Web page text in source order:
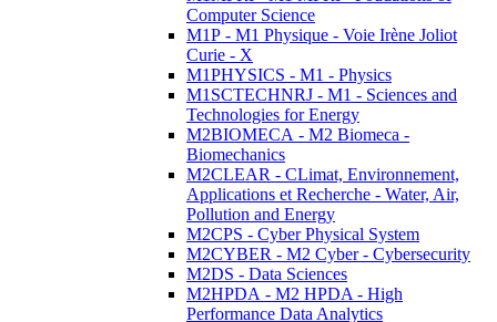
Computer Science
M1P - M1 Physique - Voie Irène Joliot
Curie - X
M1PHYSICS - M1 - Physics
M1SCTECHNRJ - M1 - Sciences and
Technologies for Energy
M2BIOMECA - M2 Biomeca -
Biomechanics
M2CLEAR - CLimat, Environnement,
Applications et Recherche - Water, Air,
Pollution and Energy
M2CPS - Cyber Physical System
M2CYBER - M2 Cyber - Cybersecurity
M2DS - Data Sciences
M2HPDA - M2 HPDA - High
Performance Data Analytics